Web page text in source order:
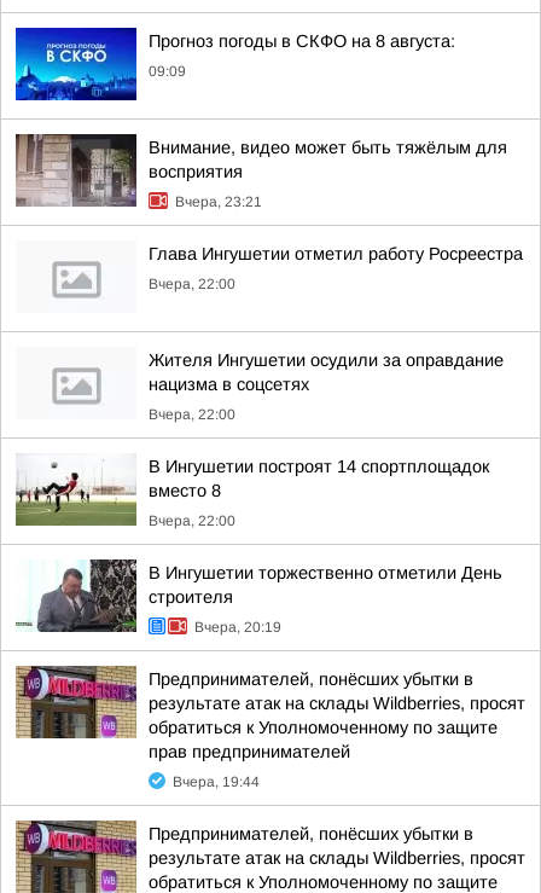
Прогноз погоды в СКФО на 8 августа:
09:09
Внимание, видео может быть тяжёлым для
восприятия
Вчера, 23:21
Глава Ингушетии отметил работу Росреестра
Вчера, 22:00
Жителя Ингушетии осудили за оправдание
нацизма в соцсетях
Вчера, 22:00
В Ингушетии построят 14 спортплощадок
вместо 8
Вчера, 22:00
В Ингушетии торжественно отметили День
строителя
Вчера, 20:19
Предпринимателей, понёсших убытки в
результате атак на склады Wildberries, просят
обратиться к Уполномоченному по защите
прав предпринимателей
Вчера, 19:44
Предпринимателей, понёсших убытки в
результате атак на склады Wildberries, просят
обратиться к Уполномоченному по защите